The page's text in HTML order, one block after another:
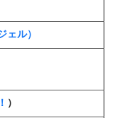
ェル）
）